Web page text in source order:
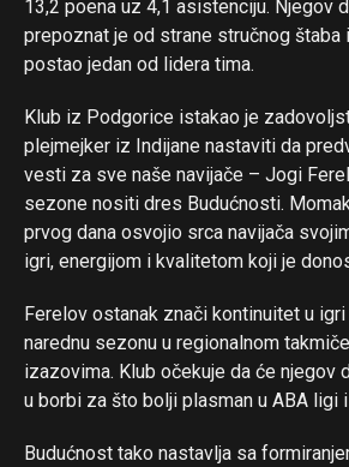
13,2 poena uz 4,1 asistenciju. Njegov
prepoznat je od strane stručnog štaba
postao jedan od lidera tima.
Klub iz Podgorice istakao je
plejmejker iz Indijane nastaviti da
vesti za sve naše navijače – Jogi
sezone nositi dres Budućnosti.
prvog dana osvojio srca navijača
igri, energijom i kvalitetom koji je
Ferelov ostanak znači kontinuitet u
narednu sezonu u regionalnom
izazovima. Klub očekuje da će njegov
u borbi za što bolji plasman u ABA ligi i
Budućnost tako nastavlja sa
Reddit
Pinterest
Whatsapp
Email